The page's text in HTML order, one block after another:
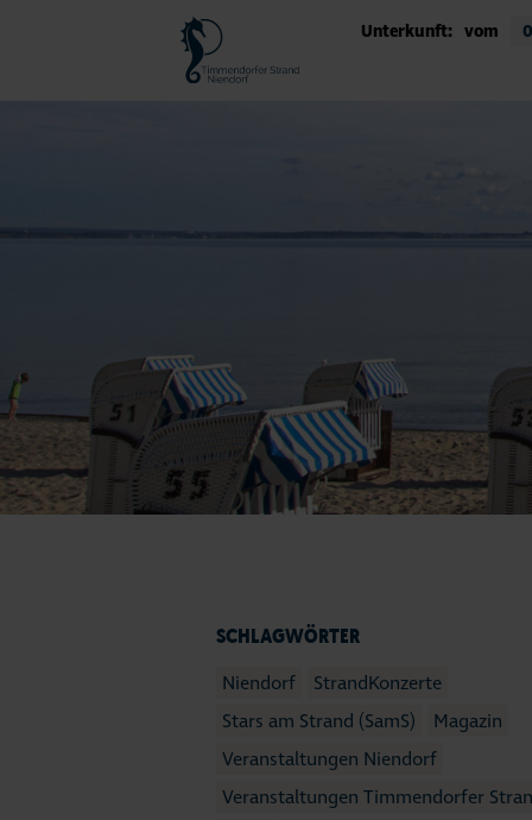
Unterkunft: vom
SCHLAGWÖRTER
Niendorf
StrandKonzerte
Stars am Strand (SamS)
Magazin
Veranstaltungen Niendorf
Veranstaltungen Timmendorfer